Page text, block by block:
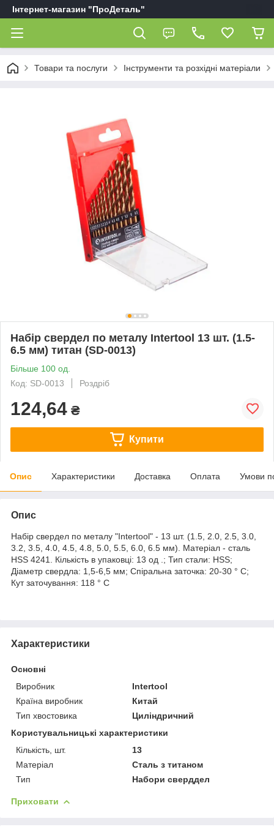
Інтернет-магазин "ПроДеталь"
Товари та послуги Інструменти та розхідні матеріали
Набір свердел по металу Intertool 13 шт. (1.5-
6.5 мм) титан (SD-0013)
Більше 100 од.
Код: SD-0013
Роздріб
124,64 ₴
Купити
Опис Характеристики Доставка Оплата Умови
Опис
Набір свердел по металу "Intertool" - 13 шт. (1.5, 2.0, 2.5, 3.0,
3.2, 3.5, 4.0, 4.5, 4.8, 5.0, 5.5, 6.0, 6.5 мм). Матеріал - сталь
HSS 4241. Кількість в упаковці: 13 од .; Тип стали: HSS;
Діаметр свердла: 1,5-6,5 мм; Спіральна заточка: 20-30 ° С;
Кут заточування: 118 ° С
Характеристики
Основні
Виробник
Intertool
Країна виробник
Китай
Тип хвостовика
Циліндричний
Користувальницькі характеристики
Кількість, шт.
13
Матеріал
Сталь з титаном
Тип
Набори сверддел
Приховати